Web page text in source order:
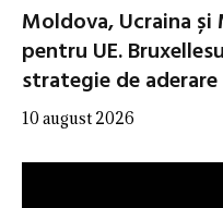
Moldova, Ucraina
pentru UE.
strategie de aderare
10 august 2026